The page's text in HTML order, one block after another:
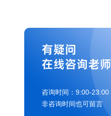
有疑问
在线咨询老师
咨询时间：9:00-23:00
非咨询时间也可留言